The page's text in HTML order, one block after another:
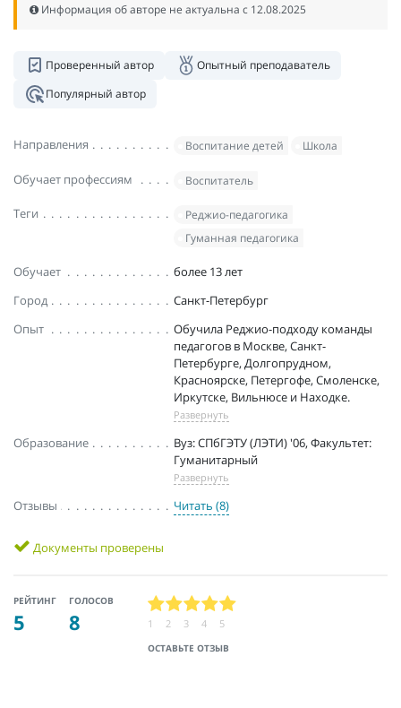
Информация об авторе не актуальна c 12.08.2025
Проверенный автор
Опытный преподаватель
Популярный автор
Направления Воспитание детей Школа
Обучает профессиям Воспитатель
Теги
Реджио-педагогика
Гуманная педагогика
Обучает
более 13 лет
Город
Санкт-Петербург
Опыт
Обучила Реджио-подходу команды
педагогов в Москве, Санкт-
Петербурге, Долгопрудном,
Красноярске, Петергофе, Смоленске,
Иркутске, Вильнюсе и Находке.
Развернуть
Образование
Вуз: СПбГЭТУ (ЛЭТИ) '06, Факультет:
Гуманитарный
Развернуть
Отзывы Читать (8)
Документы проверены
РЕЙТИНГ
5
ГОЛОСОВ
8
ОСТАВЬТЕ ОТЗЫВ
1 2 3 4 5